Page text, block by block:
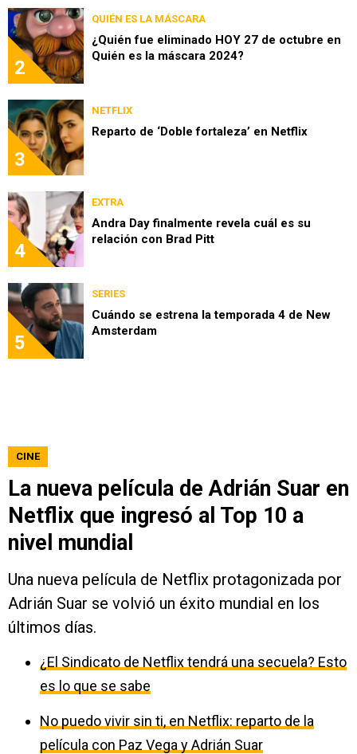
2
QUIÉN ES LA MÁSCARA
¿Quién fue eliminado HOY 27 de octubre en
Quién es la máscara 2024?
3
NETFLIX
Reparto de ‘Doble fortaleza’ en Netflix
4
EXTRA
Andra Day finalmente revela cuál es su
relación con Brad Pitt
5
SERIES
Cuándo se estrena la temporada 4 de New
Amsterdam
CINE
La nueva película de Adrián Suar en
Netflix que ingresó al Top 10 a
nivel mundial
Una nueva película de Netflix protagonizada por
Adrián Suar se volvió un éxito mundial en los
últimos días.
¿El Sindicato de Netflix tendrá una secuela? Esto
es lo que se sabe
No puedo vivir sin ti, en Netflix: reparto de la
película con Paz Vega y Adrián Suar